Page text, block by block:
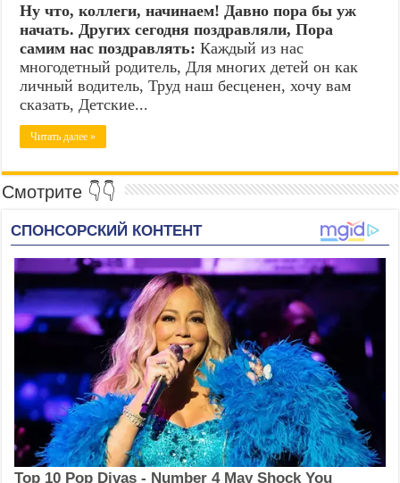
Ну что, коллеги, начинаем! Давно пора бы уж
начать. Других сегодня поздравляли, Пора
самим нас поздравлять: Каждый из нас
многодетный родитель, Для многих детей он как
личный водитель, Труд наш бесценен, хочу вам
сказать, Детские...
Читать далее »
Смотрите 👇👇